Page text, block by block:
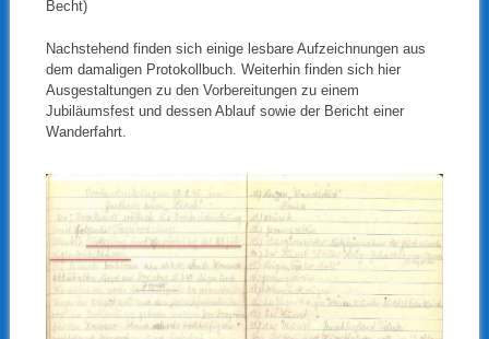
Becht)
Nachstehend finden sich einige lesbare Aufzeichnungen aus
dem damaligen Protokollbuch. Weiterhin finden sich hier
Ausgestaltungen zu den Vorbereitungen zu einem
Jubiläumsfest und dessen Ablauf sowie der Bericht einer
Wanderfahrt.